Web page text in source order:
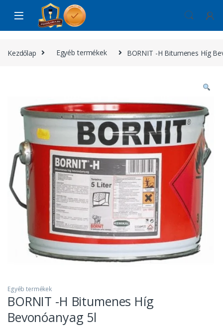
Skip to navigation
Skip to content
Kezdőlap Egyéb termékek BORNIT -H Bitumenes Híg
Egyéb termékek
BORNIT -H Bitumenes Híg
Bevonóanyag 5l